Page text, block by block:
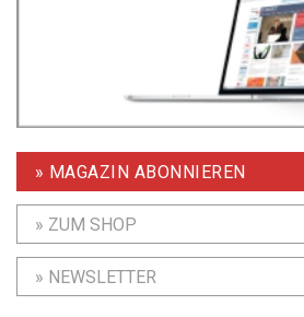
» MAGAZIN ABONNIEREN
» ZUM SHOP
» NEWSLETTER